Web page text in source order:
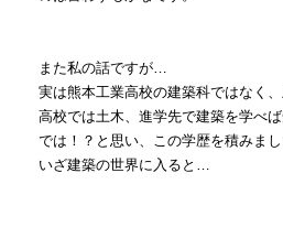
また私の話ですが…
実は熊本工業高校の建築科ではなく
高校では土木、進学先で建築を学べ
では！？と思い、この学歴を積みま
いざ建築の世界に入ると…